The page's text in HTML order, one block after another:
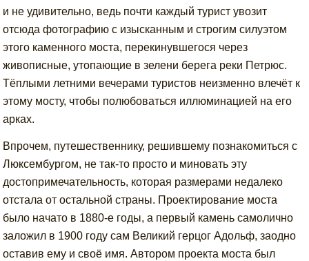
и не удивительно, ведь почти каждый турист увозит
отсюда фотографию с изысканным и строгим силуэтом
этого каменного моста, перекинувшегося через
живописные, утопающие в зелени берега реки Петрюс.
Тёплыми летними вечерами туристов неизменно влечёт к
этому мосту, чтобы полюбоваться иллюминацией на его
арках.
Впрочем, путешественнику, решившему познакомиться с
Люксембургом, не так-то просто и миновать эту
достопримечательность, которая размерами недалеко
отстала от остальной страны. Проектирование моста
было начато в 1880-е годы, а первый камень самолично
заложил в 1900 году сам Великий герцог Адольф, заодно
оставив ему и своё имя. Автором проекта моста был